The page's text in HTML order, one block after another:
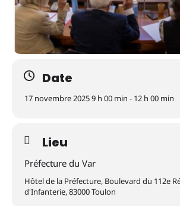
Date
17 novembre 2025 9 h 00 min - 12 h 00 min
Lieu
Préfecture du Var
Hôtel de la Préfecture, Boulevard du 112e
d'Infanterie, 83000 Toulon